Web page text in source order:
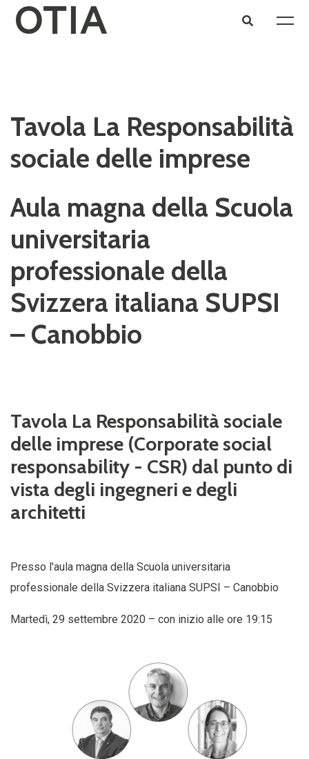
Tavola La Responsabilità
sociale delle imprese
Aula magna della Scuola
universitaria
professionale della
Svizzera italiana SUPSI
– Canobbio
Tavola La Responsabilità sociale
delle imprese (Corporate social
responsability - CSR) dal punto di
vista degli ingegneri e degli
architetti
Presso l'aula magna della Scuola universitaria
professionale della Svizzera italiana SUPSI – Canobbio
Martedì, 29 settembre 2020 – con inizio alle ore 19:15